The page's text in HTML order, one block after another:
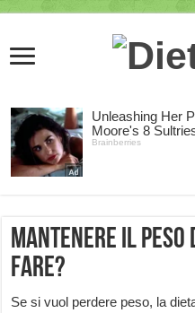
Mantenere il peso
fare?
Se si vuol perdere peso, la